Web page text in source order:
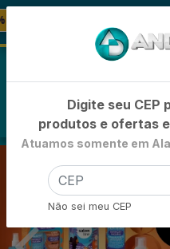
Digite seu CEP
produtos e ofertas
Atuamos somente em
Não sei meu CEP